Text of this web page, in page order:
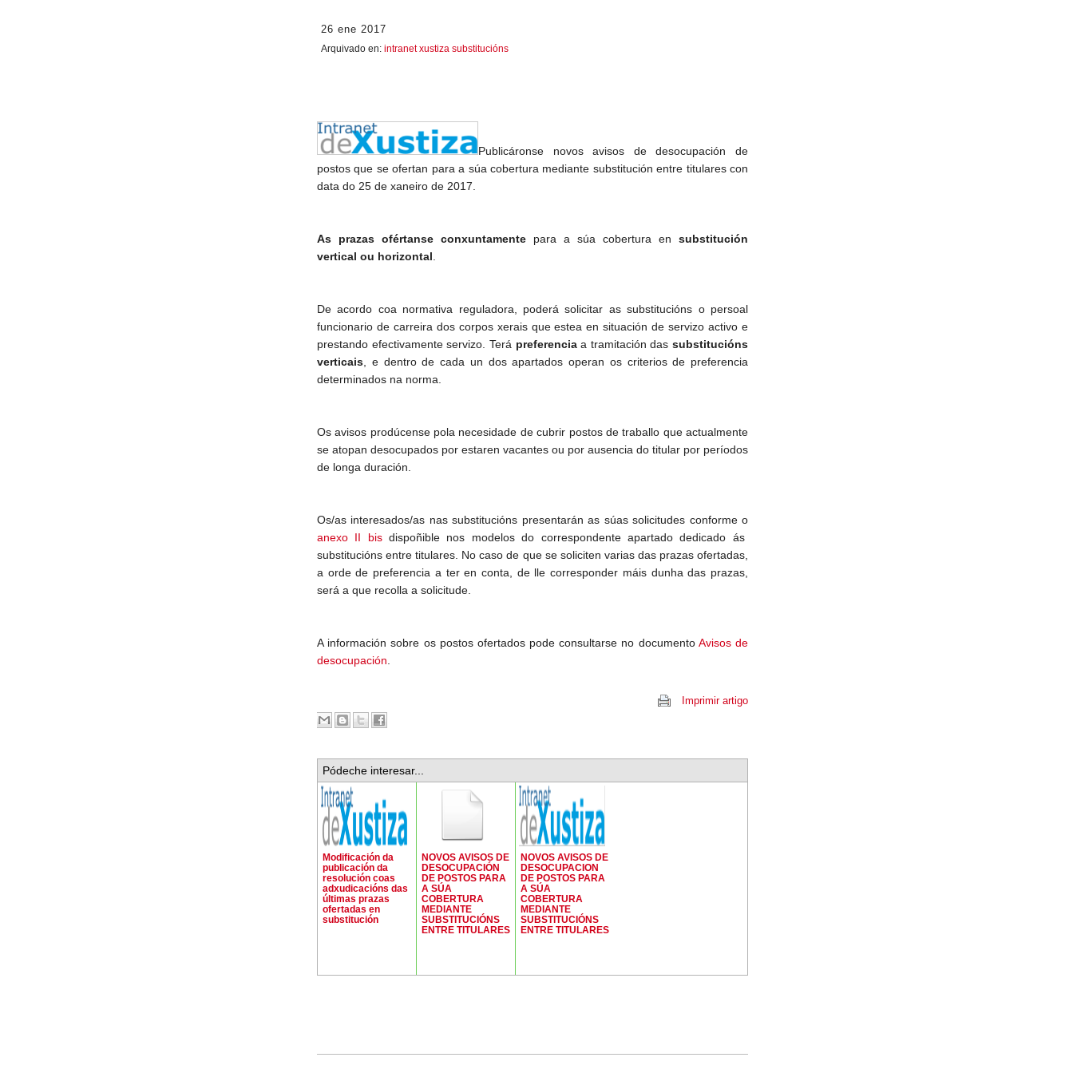
26 ene 2017
Arquivado en: intranet xustiza substitucións
Publicáronse novos avisos de desocupación de
postos que se ofertan para a súa cobertura mediante substitución entre titulares con
data do 25 de xaneiro de 2017.
As prazas ofértanse conxuntamente para a súa cobertura en substitución
vertical ou horizontal
De acordo coa normativa reguladora, poderá solicitar as substitucións o persoal
funcionario de carreira dos corpos xerais que estea en situación de servizo activo e
prestando efectivamente servizo. Terá preferenciaa tramitación das substitucións
verticais , e dentro de cada un dos apartados operan os criterios de preferencia
determinados na norma.
Os avisos prodúcense pola necesidade de cubrir postos de traballo que actualmente
se atopan desocupados por estaren vacantes ou por ausencia do titular por períodos
de longa duración.
Os/as interesados/as nas substitucións presentarán as súas solicitudes conforme o
anexo II bisdispoñible nos modelos do correspondente apartado dedicado ás
substitucións entre titulares. No caso de que se soliciten varias das prazas ofertadas,
a orde de preferencia a ter en conta, de lle corresponder máis dunha das prazas,
será a que recolla a solicitude.
A información sobre os postos ofertados pode consultarse no documento Avisos de
desocupación
Imprimir artigo
Pódeche interesar...
Modificación da
publicación da
resolución coas
adxudicacións das
últimas prazas
ofertadas en
substitución
NOVOS AVISOS DE
DESOCUPACIÓN
DE POSTOS PARA
A SÚA
COBERTURA
MEDIANTE
SUBSTITUCIÓNS
ENTRE TITULARES
NOVOS AVISOS DE
DESOCUPACION
DE POSTOS PARA
A SÚA
COBERTURA
MEDIANTE
SUBSTITUCIÓNS
ENTRE TITULARES